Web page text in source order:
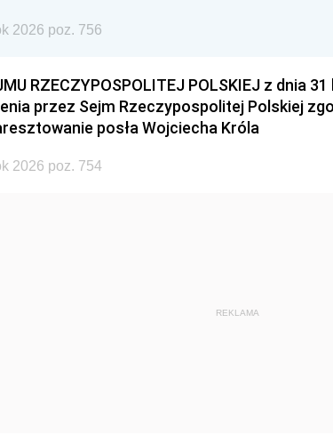
2026 poz. 756
RZECZYPOSPOLITEJ POLSKIEJ z dnia
przez Sejm Rzeczypospolitej Polskiej
posła Wojciecha Króla
2026 poz. 754
REKLAMA